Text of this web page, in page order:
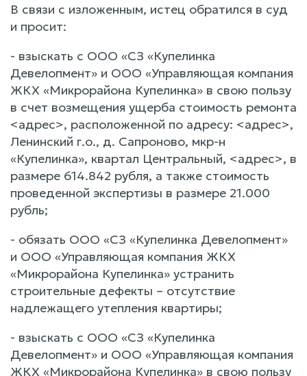
В связи с изложенным, истец обратился в суд
и просит:
- взыскать с ООО «СЗ «Купелинка
Девелопмент» и ООО «Управляющая компания
ЖКХ «Микрорайона Купелинка» в свою пользу
в счет возмещения ущерба стоимость ремонта
<адрес>, расположенной по адресу: <адрес>,
Ленинский г.о., д. Сапроново, мкр-н
«Купелинка», квартал Центральный, <адрес>, в
размере 614.842 рубля, а также стоимость
проведенной экспертизы в размере 21.000
рубль;
- обязать ООО «СЗ «Купелинка Девелопмент»
и ООО «Управляющая компания ЖКХ
«Микрорайона Купелинка» устранить
строительные дефекты – отсутствие
надлежащего утепления квартиры;
- взыскать с ООО «СЗ «Купелинка
Девелопмент» и ООО «Управляющая компания
ЖКХ «Микрорайона Купелинка» в свою пользу